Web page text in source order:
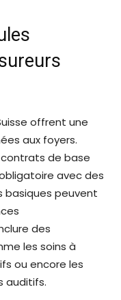
offrent une
aux foyers.
de base
avec des
basiques peuvent
des
les soins à
ou encore les
auditifs.